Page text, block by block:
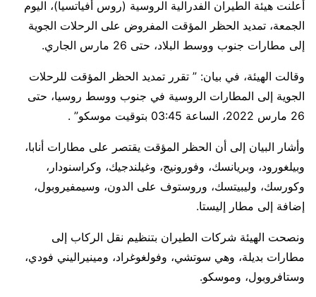
أعلنت هيئة الطيران الفدرالية الروسية (روس أفياتسيا)، اليوم
الجمعة، تمديد الحظر المؤقت المفروض على الرحلات الجوية
إلى مطارات جنوب ووسط البلاد، حتى 26 مارس الجاري.
وقالت الهيئة، في بيان: ” تقرر تمديد الحظر المؤقت للرحلات
الجوية إلى المطارات الروسية في جنوب ووسط روسيا، حتى
26 مارس 2022، الساعة 03:45 بتوقيت موسكو” .
وأشار البيان إلى أن الحظر المؤقت يقتصر على مطارات أنابا،
وبيلغورود، وبريانسك، وفورونيج، وغيلندجيك، وكراسنودار،
وكورسك، وليبيتسك، وروستوف على الدون، وسيمفيروبول،
إضافة إلى مطار إليستا.
ونصحت الهيئة شركات الطيران بتنظيم نقل الركاب إلى
مطارات بديلة، وهي سوتشي، وفولغوغراد، ومينيراليني فودي،
وستافروبول، وموسكو.